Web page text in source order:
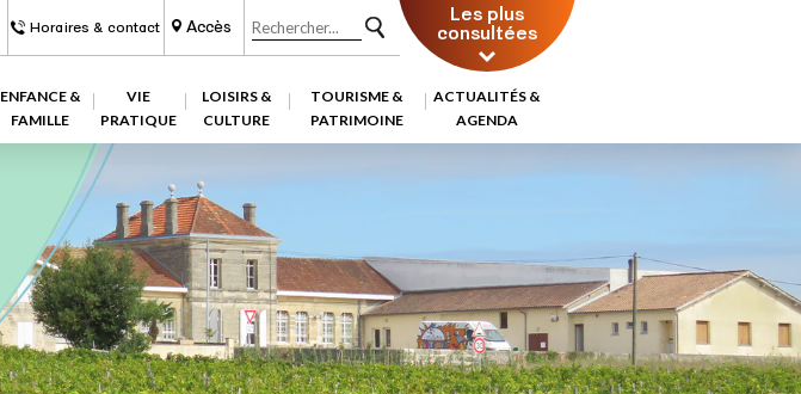
Horaires & contact Accès Les plus
consultées
ENFANCE &
FAMILLE
VIE
PRATIQUE
LOISIRS &
CULTURE
TOURISME &
PATRIMOINE
ACTUALITÉS &
AGENDA